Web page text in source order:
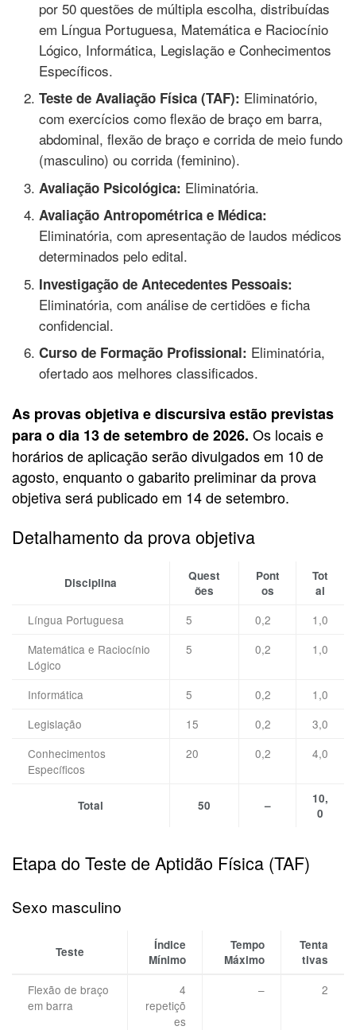
por 50 questões de múltipla escolha, distribuídas
em Língua Portuguesa, Matemática e Raciocínio
Lógico, Informática, Legislação e Conhecimentos
Específicos.
Teste de Avaliação Física (TAF): Eliminatório,
com exercícios como flexão de braço em barra,
abdominal, flexão de braço e corrida de meio fundo
(masculino) ou corrida (feminino).
Avaliação Psicológica: Eliminatória.
Avaliação Antropométrica e Médica:
Eliminatória, com apresentação de laudos médicos
determinados pelo edital.
Investigação de Antecedentes Pessoais:
Eliminatória, com análise de certidões e ficha
confidencial.
Curso de Formação Profissional: Eliminatória,
ofertado aos melhores classificados.
As provas objetiva e discursiva estão previstas
para o dia 13 de setembro de 2026. Os locais e
horários de aplicação serão divulgados em 10 de
agosto, enquanto o gabarito preliminar da prova
objetiva será publicado em 14 de setembro.
Detalhamento da prova objetiva
Disciplina
Quest
ões
Pont
os
Tot
al
Língua Portuguesa 5 0,2
1,0
Matemática e Raciocínio
Lógico
5 0,2 1,0
Informática 5 0,2
1,0
Legislação
15 0,2
3,0
Conhecimentos
Específicos
20 0,2 4,0
Total 50 –
10,
0
Etapa do Teste de Aptidão Física (TAF)
Sexo masculino
Teste
Índice
Mínimo
Tempo
Máximo
Tenta
tivas
Flexão de braço
em barra
4
repetiçõ
es
– 2